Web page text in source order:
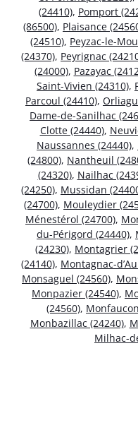
(24410), Pomport
(86500), Plaisance
(24510), Peyzac-le-
(24370), Peyrignac
(24000), Pazayac
Saint-Vivien (24310),
Parcoul (24410),
Dame-de-Sanilhac
Clotte (24440),
Naussannes (24440),
(24800), Nantheuil
(24320), Nailhac
(24250), Mussidan
(24700), Mouleydier
Ménestérol (24700),
du-Périgord (24440),
(24230), Montagrier
(24140), Montagnac-
Monsaguel (24560),
Monpazier (24540),
(24560),
Monbazillac (24240),
Milhac-